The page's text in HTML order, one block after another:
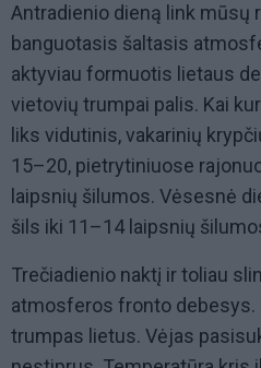
Antradienio dieną link mūsų
banguotasis šaltasis
aktyviau formuotis lietaus
vietovių trumpai palis. Kai
liks vidutinis, vakarinių
15–20, pietrytiniuose
laipsnių šilumos. Vėsesnė
šils iki 11–14 laipsnių
Trečiadienio naktį ir toliau
atmosferos fronto debesys.
trumpas lietus. Vėjas